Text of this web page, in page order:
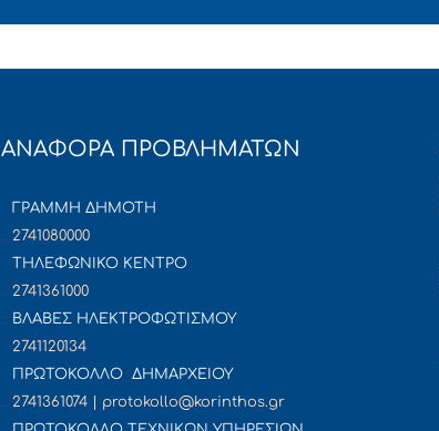
ΑΝΑΦΟΡΑ ΠΡΟΒΛΗΜΑΤΩΝ
ΓΡΑΜΜΗ ΔΗΜΟΤΗ
2741080000
ΤΗΛΕΦΩΝΙΚΟ ΚΕΝΤΡΟ
2741361000
ΒΛΑΒΕΣ ΗΛΕΚΤΡΟΦΩΤΙΣΜΟΥ
2741120134
ΠΡΩΤΟΚΟΛΛΟ ΔΗΜΑΡΧΕΙΟΥ
2741361074 | protokollo@korinthos.gr